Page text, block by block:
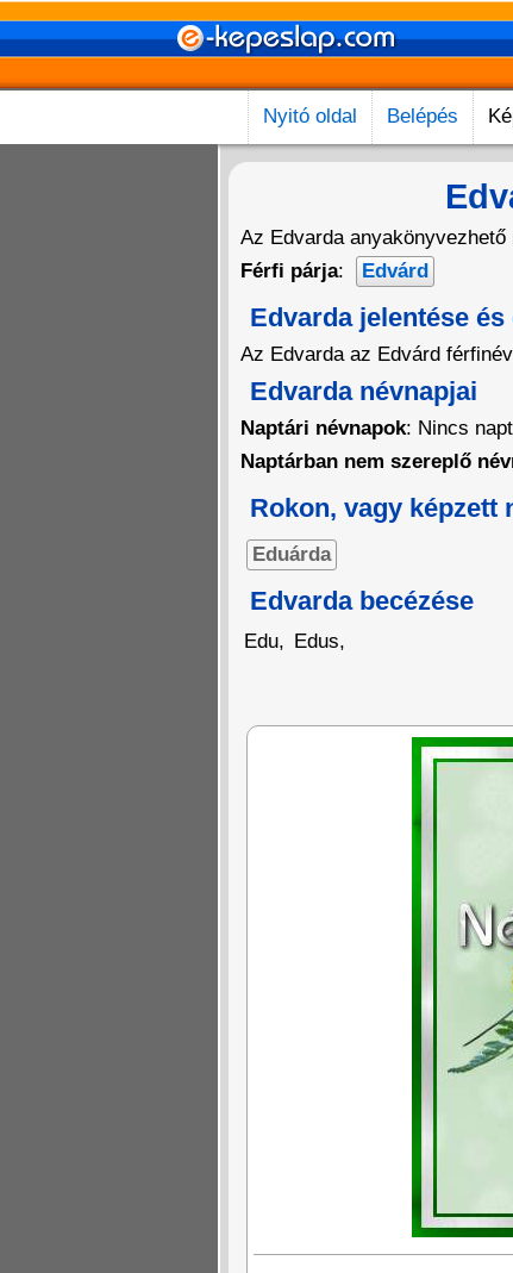
Nyitó oldal Belépés
Az Edvarda anyakönyvezhető
Férfi párja: Edvárd
Edvarda jelentése és
Az Edvarda az Edvárd
Edvarda névnapjai
Naptári névnapok: Nincs
Naptárban nem szereplő
Rokon, vagy képzett
Eduárda
Edvarda becézése
Edu, Edus,